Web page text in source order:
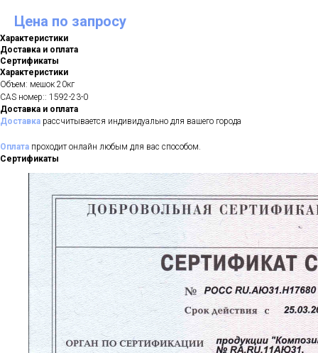
Цена по запросу
Характеристики
Доставка и оплата
Сертификаты
Характеристики
Объем: мешок 20кг
CAS номер:: 1592-23-0
Доставка и оплата
Доставка рассчитывается индивидуально для вашего города
Оплата проходит онлайн любым для вас способом.
Сертификаты